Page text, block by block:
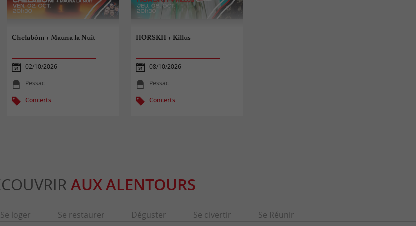
Chelabôm + Mauna la Nuit
02/10/2026
Pessac
Concerts
HORSKH + Killus
08/10/2026
Pessac
Concerts
AUX ALENTOURS
Se loger Se restaurer Déguster Se divertir Se Réunir